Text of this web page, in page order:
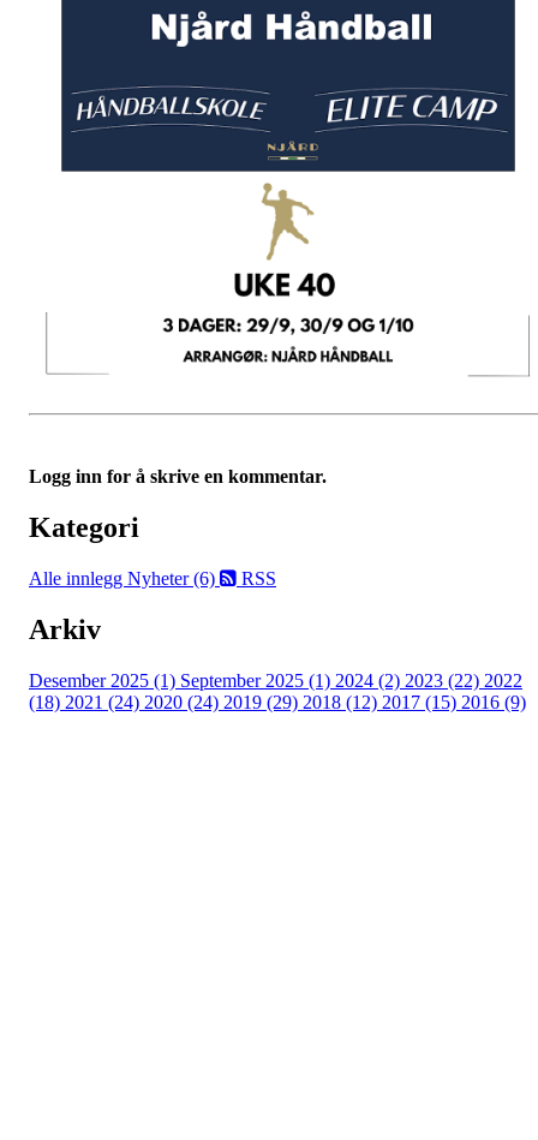
Logg inn for å skrive en kommentar.
Kategori
Alle innlegg Nyheter (6) RSS
Arkiv
Desember 2025 (1) September 2025 (1) 2024 (2) 2023 (22) 2022
(18) 2021 (24) 2020 (24) 2019 (29) 2018 (12) 2017 (15) 2016 (9)